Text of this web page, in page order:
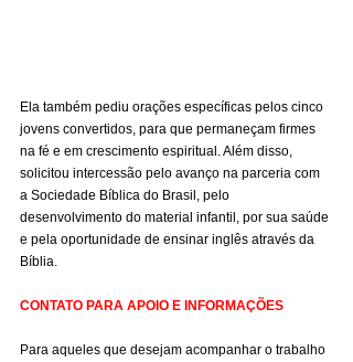
Ela também pediu orações específicas pelos cinco
jovens convertidos, para que permaneçam firmes
na fé e em crescimento espiritual. Além disso,
solicitou intercessão pelo avanço na parceria com
a Sociedade Bíblica do Brasil, pelo
desenvolvimento do material infantil, por sua saúde
e pela oportunidade de ensinar inglês através da
Bíblia.
CONTATO PARA APOIO E INFORMAÇÕES
Para aqueles que desejam acompanhar o trabalho